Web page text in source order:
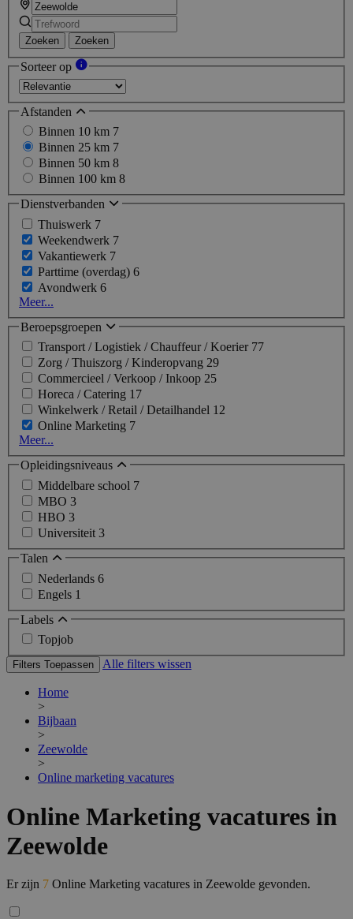
Zoeken Zoeken
Sorteer op
Afstanden
Binnen 10 km 7
Binnen 25 km 7
Binnen 50 km 8
Binnen 100 km 8
Dienstverbanden
Thuiswerk 7
Weekendwerk 7
Vakantiewerk 7
Parttime (overdag) 6
Avondwerk 6
Meer...
Beroepsgroepen
Transport / Logistiek / Chauffeur / Koerier 77
Zorg / Thuiszorg / Kinderopvang 29
Commercieel / Verkoop / Inkoop 25
Horeca / Catering 17
Winkelwerk / Retail / Detailhandel 12
Online Marketing 7
Meer...
Opleidingsniveaus
Middelbare school 7
MBO 3
HBO 3
Universiteit 3
Talen
Nederlands 6
Engels 1
Labels
Topjob
Filters Toepassen Alle filters wissen
Home
>
Bijbaan
>
Zeewolde
>
Online marketing vacatures
Online Marketing vacatures in
Zeewolde
Er zijn 7 Online Marketing vacatures in Zeewolde gevonden.